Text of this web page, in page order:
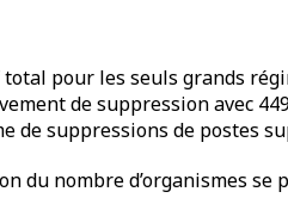
pour les seuls grands
de suppression avec
de suppressions de postes
nombre d’organismes se